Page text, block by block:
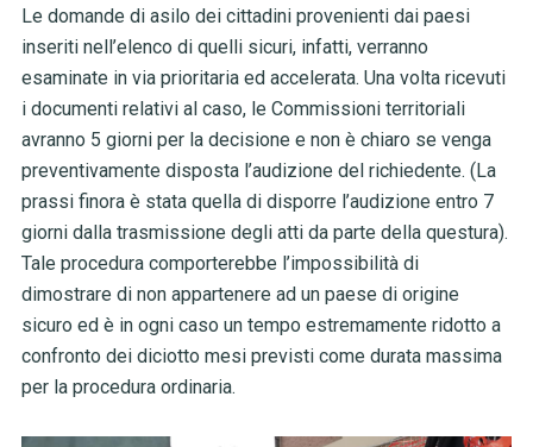
Le domande di asilo dei cittadini provenienti dai paesi
inseriti nell’elenco di quelli sicuri, infatti, verranno
esaminate in via prioritaria ed accelerata. Una volta ricevuti
i documenti relativi al caso, le Commissioni territoriali
avranno 5 giorni per la decisione e non è chiaro se venga
preventivamente disposta l’audizione del richiedente. (La
prassi finora è stata quella di disporre l’audizione entro 7
giorni dalla trasmissione degli atti da parte della questura).
Tale procedura comporterebbe l’impossibilità di
dimostrare di non appartenere ad un paese di origine
sicuro ed è in ogni caso un tempo estremamente ridotto a
confronto dei diciotto mesi previsti come durata massima
per la procedura ordinaria.